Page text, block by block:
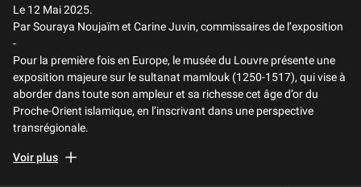
Le 12 Mai 2025.
Par Souraya Noujaïm et Carine Juvin, commissaires de l’exposition
-
Pour la première fois en Europe, le musée du Louvre présente une
exposition majeure sur le sultanat mamlouk (1250-1517), qui vise à
aborder dans toute son ampleur et sa richesse cet âge d’or du
Proche-Orient islamique, en l’inscrivant dans une perspective
transrégionale.
Esclaves militaires d’origine majoritairement turque puis
Voir plus